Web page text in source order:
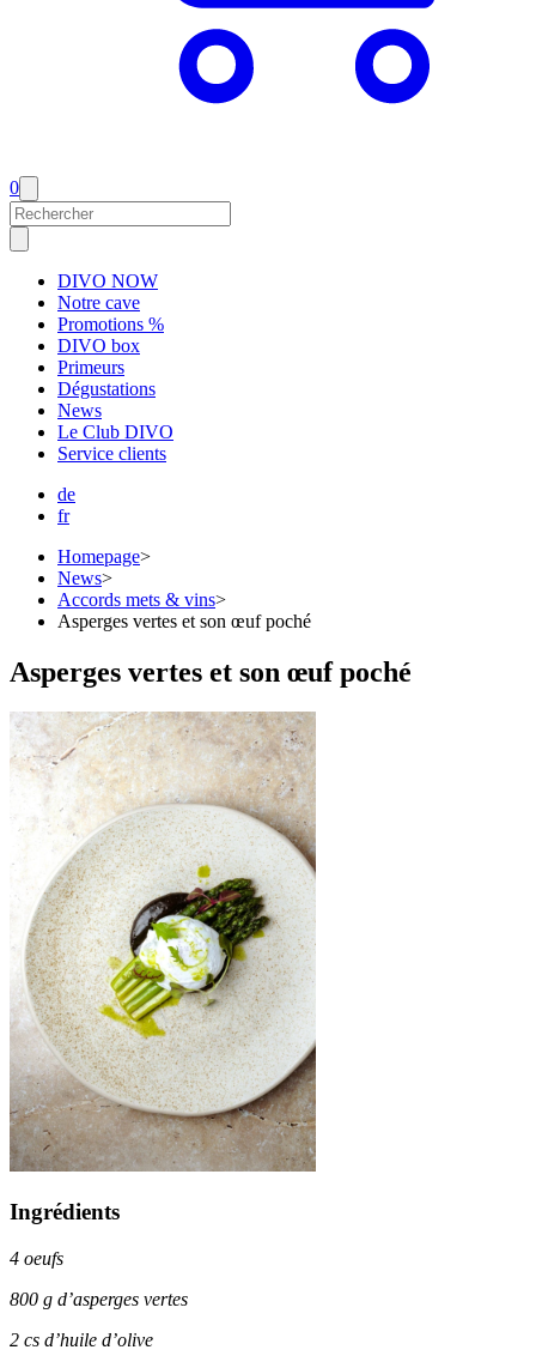
0
DIVO NOW
Notre cave
Promotions %
DIVO box
Primeurs
Dégustations
News
Le Club DIVO
Service clients
de
fr
Homepage>
News>
Accords mets & vins>
Asperges vertes et son œuf poché
Asperges vertes et son œuf poché
Ingrédients
4 oeufs
800 g d’asperges vertes
2 cs d’huile d’olive